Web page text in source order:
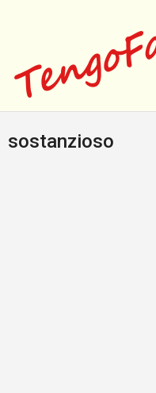
sostanzioso